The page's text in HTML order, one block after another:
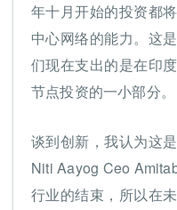
年十月开始的投资都
中心网络的能力。这
们现在支出的是在印
节点投资的一小部分。
谈到创新，我认为这
Niti Aayog Ceo
行业的结束，所以在